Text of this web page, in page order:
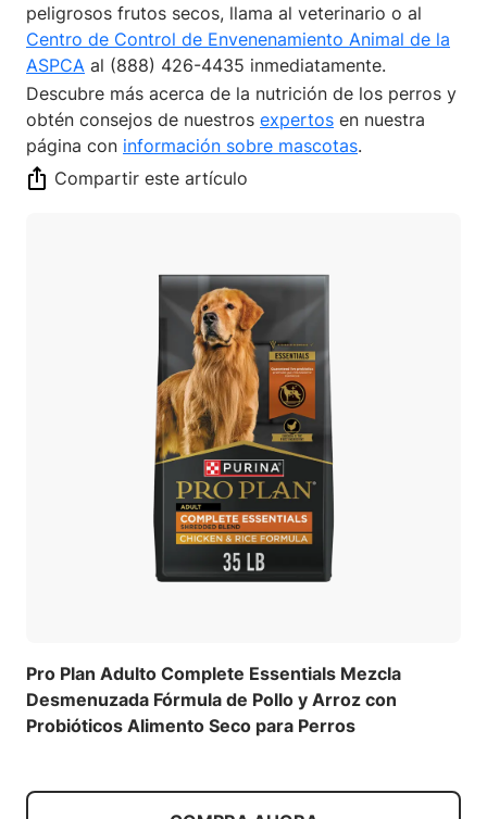
peligrosos frutos secos, llama al veterinario o al
Centro de Control de Envenenamiento Animal de la
ASPCA al (888) 426-4435 inmediatamente.
Descubre más acerca de la nutrición de los perros y
obtén consejos de nuestros expertos en nuestra
página con información sobre mascotas.
Compartir este artículo
Pro Plan Adulto Complete Essentials Mezcla
Desmenuzada Fórmula de Pollo y Arroz con
Probióticos Alimento Seco para Perros